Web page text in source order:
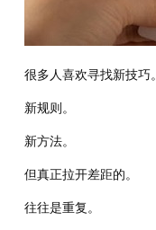
很多人喜欢寻找新技巧。
新规则。
新方法。
但真正拉开差距的。
往往是重复。